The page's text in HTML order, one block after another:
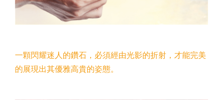
一顆閃耀迷人的鑽石，必須經由光影的折射，才能完美
的展現出其優雅高貴的姿態。